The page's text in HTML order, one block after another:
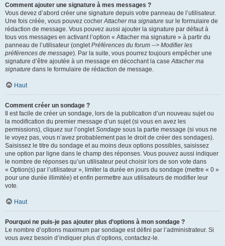
Comment ajouter une signature à mes messages ?
Vous devez d’abord créer une signature depuis votre panneau de l’utilisateur.
Une fois créée, vous pouvez cocherAttacher ma signature sur le formulaire de
rédaction de message. Vous pouvez aussi ajouter la signature par défaut à
tous vos messages en activant l’option « Attacher ma signature » à partir du
panneau de l’utilisateur (ongletPréférences du forum --> Modifier les
préférences de message). Par la suite, vous pourrez toujours empêcher une
signature d’être ajoutée à un message en décochant la caseAttacher ma
signature dans le formulaire de rédaction de message.
Haut
Comment créer un sondage ?
Il est facile de créer un sondage, lors de la publication d’un nouveau sujet ou
la modification du premier message d’un sujet (si vous en avez les
permissions), cliquez sur l’ongletSondage sous la partie message (si vous ne
le voyez pas, vous n’avez probablement pas le droit de créer des sondages).
Saisissez le titre du sondage et au moins deux options possibles, saisissez
une option par ligne dans le champ des réponses. Vous pouvez aussi indiquer
le nombre de réponses qu’un utilisateur peut choisir lors de son vote dans
« Option(s) par l’utilisateur », limiter la durée en jours du sondage (mettre « 0 »
pour une durée illimitée) et enfin permettre aux utilisateurs de modifier leur
vote.
Haut
Pourquoi ne puis-je pas ajouter plus d’options à mon sondage ?
Le nombre d’options maximum par sondage est défini par l’administrateur. Si
vous avez besoin d’indiquer plus d’options, contactez-le.